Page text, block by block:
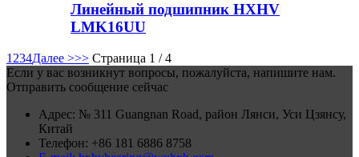
Линейный подшипник HXHV
LMK16UU
1 234Далее >>> Страница 1 / 4
Если у вас возникнут вопросы, пожалуйста, напишите нам.
Отправить сообщение сейчас
Адрес: № 311 Guangnan Road, район Лянси, Уси Цзянсу,
Китай
Телефон: +86 181 6886 8758